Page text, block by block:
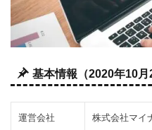
ナ
ト
特
基本情報（2020年10月
運営会社 株式会社マイ